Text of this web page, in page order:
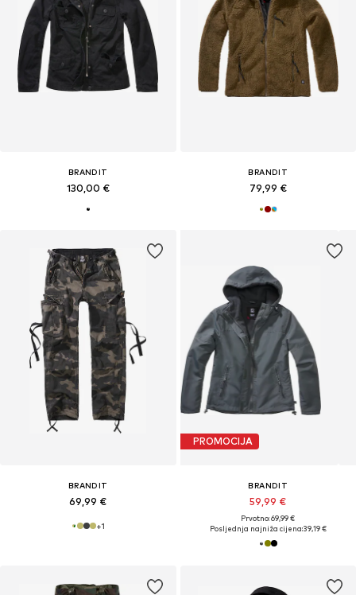
BRANDIT
130,00 €
BRANDIT
79,99 €
BRANDIT
69,99 €
+1
PROMOCIJA
BRANDIT
59,99 €
Prvotno: 69,99 €
Posljednja najniža cijena:39,19 €